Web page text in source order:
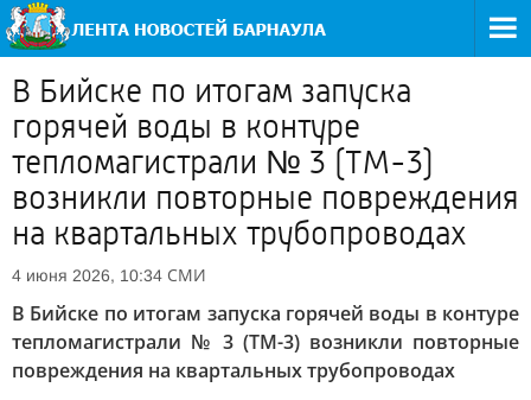
В Бийске по итогам запуска
горячей воды в контуре
тепломагистрали № 3 (ТМ-3)
возникли повторные повреждения
на квартальных трубопроводах
4 июня 2026, 10:34 СМИ
В Бийске по итогам запуска горячей воды в контуре
тепломагистрали № 3 (ТМ-3) возникли повторные
повреждения на квартальных трубопроводах